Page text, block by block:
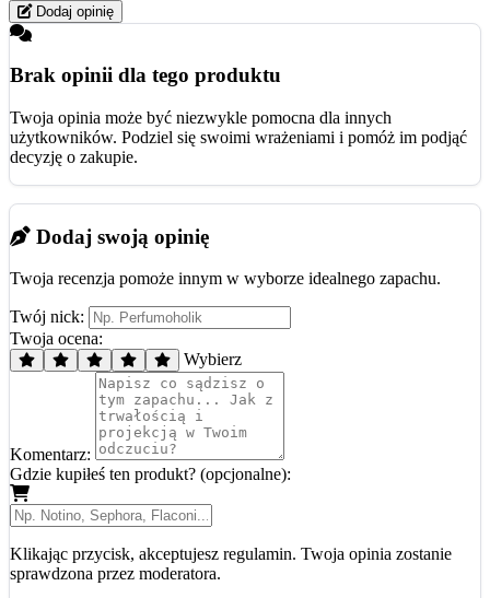
Dodaj opinię
Brak opinii dla tego produktu
Twoja opinia może być niezwykle pomocna dla innych
użytkowników. Podziel się swoimi wrażeniami i pomóż im podjąć
decyzję o zakupie.
Dodaj swoją opinię
Twoja recenzja pomoże innym w wyborze idealnego zapachu.
Twój nick:
Twoja ocena:
Wybierz
Komentarz:
Gdzie kupiłeś ten produkt? (opcjonalne):
Klikając przycisk, akceptujesz regulamin. Twoja opinia zostanie
sprawdzona przez moderatora.